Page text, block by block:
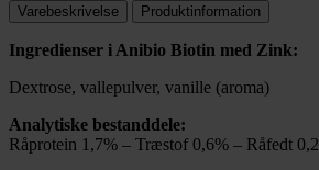
Varebeskrivelse Produktinformation
Ingredienser i Anibio Biotin med Zink:
Dextrose, vallepulver, vanille (aroma)
Analytiske bestanddele:
Råprotein 1,7% – Træstof 0,6% – Råfedt